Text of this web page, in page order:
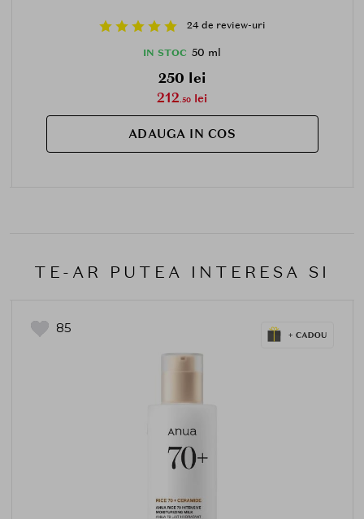
24 de review-uri
IN STOC 50 ml
250 lei
212.50 lei
ADAUGA IN COS
TE-AR PUTEA INTERESA SI
85